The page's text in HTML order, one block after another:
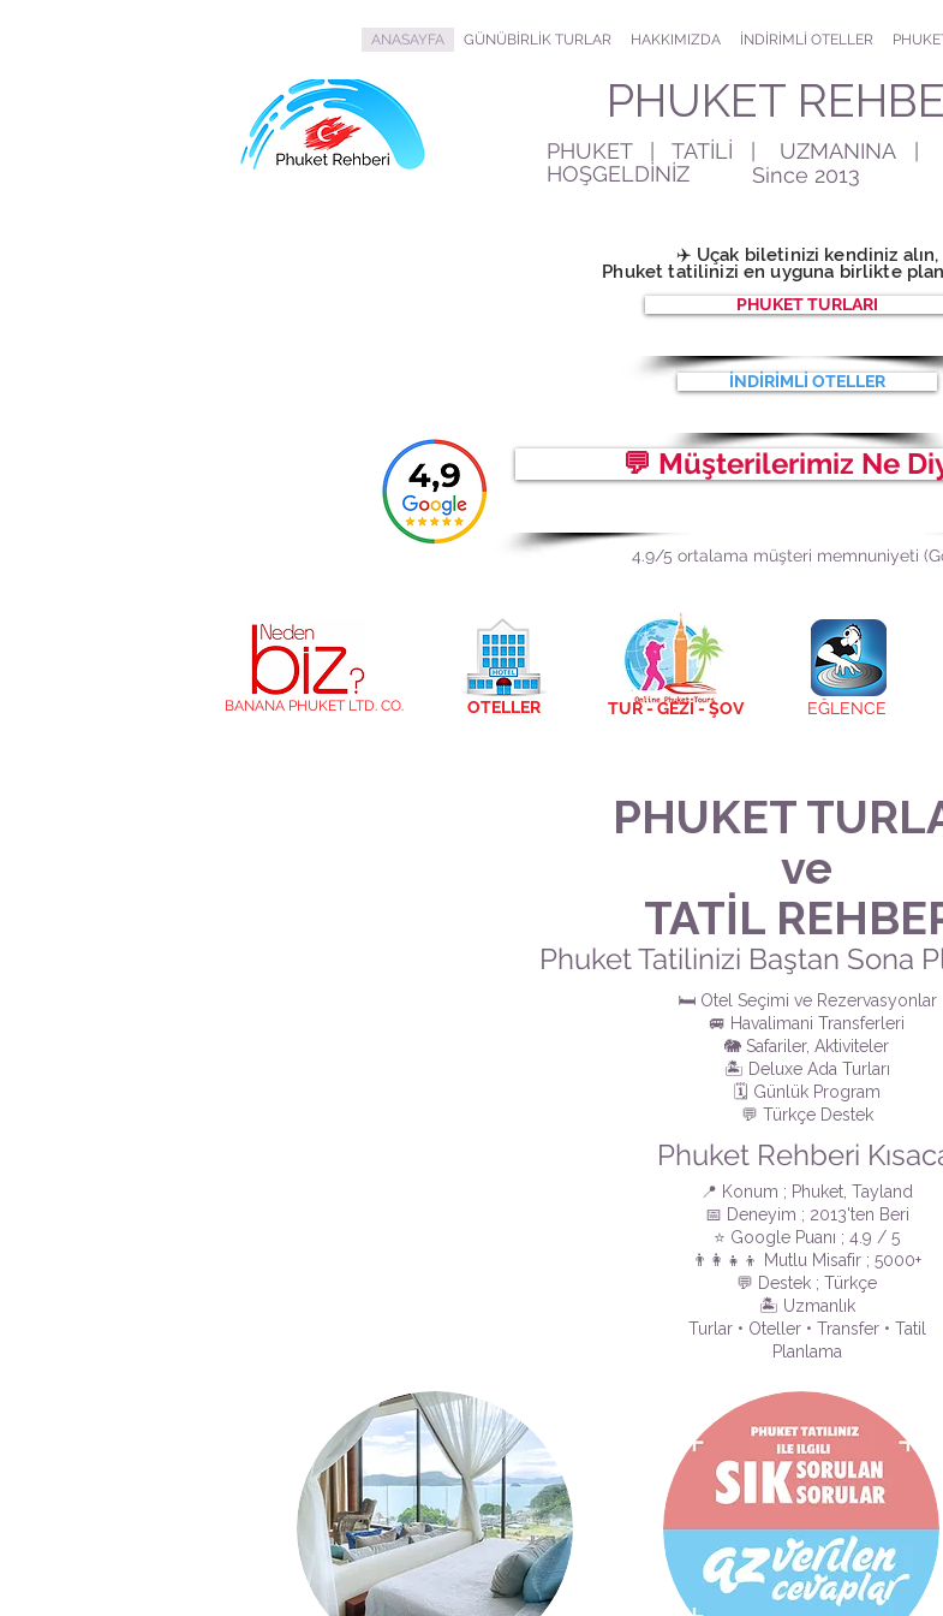
ANASAYFA GÜNÜBİRLİK TURLAR HAKKIMIZDA İNDİRİMLİ OTELLER
PHUKET
PHUKET | TATİLİ | UZMANINA |
HOŞGELDİNİZ
Since 2013
✈️ Uçak biletinizi kendiniz alın,
Phuket tatilinizi en uyguna birlikte
PHUKET TURLARI
İNDİRİMLİ OTELLER
💬 Müşterilerimiz Ne
4.9/5 ortalama müşteri memnuniyeti
BANANA PHUKET LTD. CO. OTELLER TUR - GEZİ - ŞOV EĞLENCE
PHUKET
ve
TATİL
Phuket Tatilinizi Baştan Sona
🛏️ Otel Seçimi ve Rezervasyonlar
🚐 Havalimani Transferleri
🐘 Safariler, Aktiviteler
🏝️ Deluxe Ada Turları
🗓️ Günlük Program
💬 Türkçe Destek
Phuket Rehberi
📍 Konum ; Phuket, Tayland
📅 Deneyim ; 2013'ten Beri
⭐ Google Puanı ; 4.9 / 5
👨‍👩‍👧‍👦 Mutlu Misafir ; 5000+
💬 Destek ; Türkçe
🏝️ Uzmanlık
Turlar • Oteller • Transfer • Tatil
Planlama